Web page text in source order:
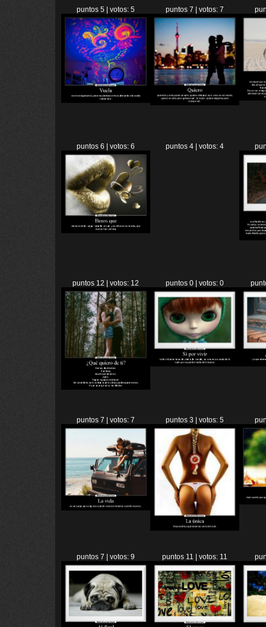
puntos 5 | votos: 5 puntos 7 | votos: 7
puntos 6 | votos: 6 puntos 4 | votos: 4
puntos 12 | votos: 12 puntos 0 | votos: 0
puntos 7 | votos: 7 puntos 3 | votos: 5
puntos 7 | votos: 9 puntos 11 | votos: 11